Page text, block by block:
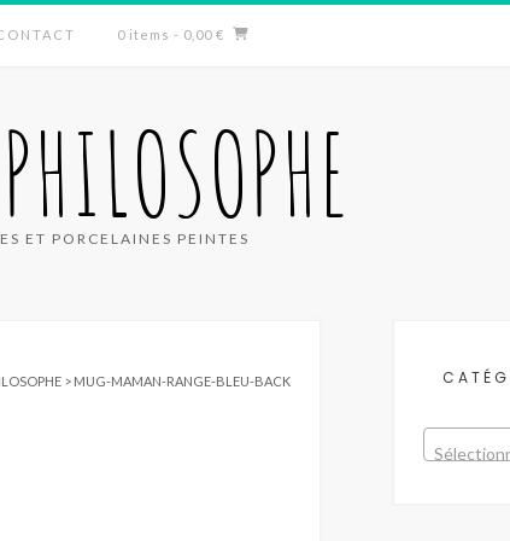
0 items - 0,00 €
ET PORCELAINES PEINTES
> MUG-MAMAN-RANGE-BLEU-BACK